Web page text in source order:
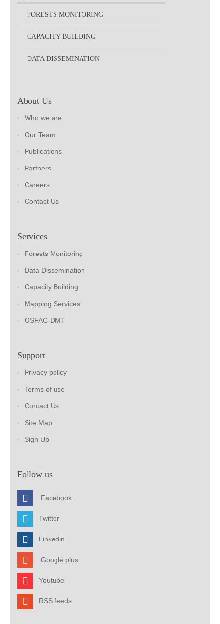
FORESTS MONITORING
CAPACITY BUILDING
DATA DISSEMINATION
About Us
Who we are
Our Team
Publications
Partners
Careers
Contact Us
Services
Forests Monitoring
Data Dissemination
Capacity Building
Mapping Services
OSFAC-DMT
Support
Privacy policy
Terms of use
Contact Us
Site Map
Sign Up
Follow us
Facebook
Twitter
Linkedin
Google plus
Youtube
RSS feeds